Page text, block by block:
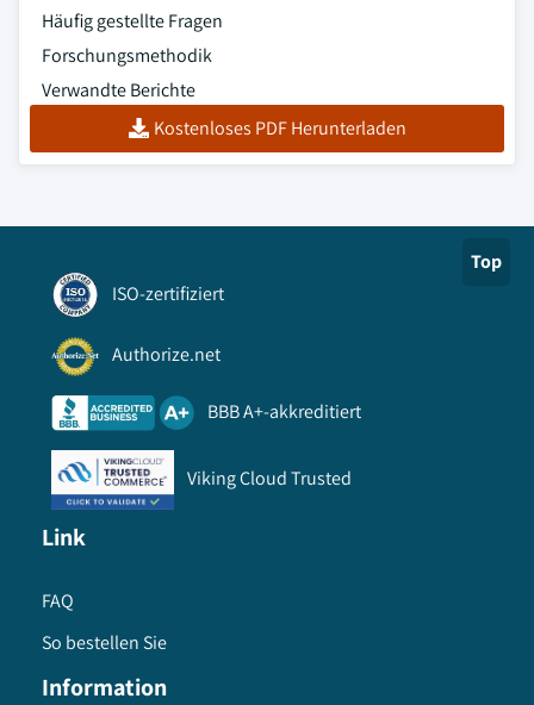
Häufig gestellte Fragen
Forschungsmethodik
Verwandte Berichte
Kostenloses PDF Herunterladen
Top
ISO-zertifiziert
Authorize.net
BBB A+-akkreditiert
Viking Cloud Trusted
Link
FAQ
So bestellen Sie
Information